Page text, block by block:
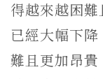
得越來越困
已經大幅下
難且更加昂